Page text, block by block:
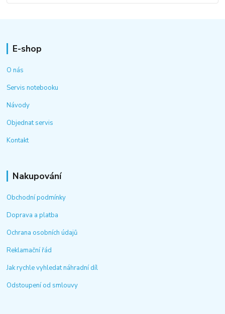
E-shop
O nás
Servis notebooku
Návody
Objednat servis
Kontakt
Nakupování
Obchodní podmínky
Doprava a platba
Ochrana osobních údajů
Reklamační řád
Jak rychle vyhledat náhradní díl
Odstoupení od smlouvy